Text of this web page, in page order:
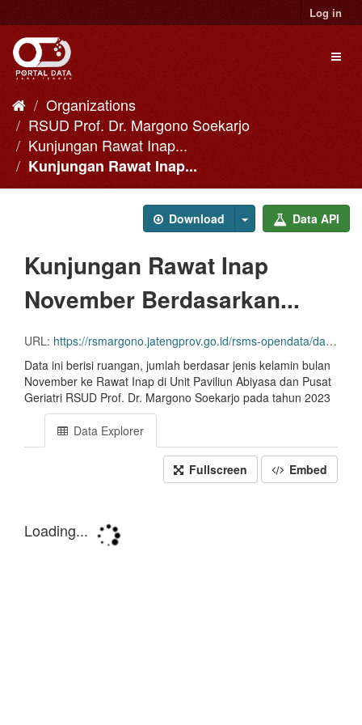
to
content
Log in
Organizations
RSUD Prof. Dr. Margono Soekarjo
Kunjungan Rawat Inap...
Kunjungan Rawat Inap...
Download Data API
Kunjungan Rawat Inap
November Berdasarkan...
URL: https://rsmargono.jatengprov.go.id/rsms-opendata/dataset/view/?resource=ae95507f-3bb6-4113-8cfc-e748c4200e36&download=ae95507f-3bb6-4113-8cfc-e748c4200e36&name=kunjungan-rawat-inap-november-berdasarkan-jenis-kelamin-di-abiyasa-rsud-margono-soekarjo-2023.csv
Data ini berisi ruangan, jumlah berdasar jenis kelamin bulan
November ke Rawat Inap di Unit Paviliun Abiyasa dan Pusat
Geriatri RSUD Prof. Dr. Margono Soekarjo pada tahun 2023
Data Explorer
Fullscreen Embed